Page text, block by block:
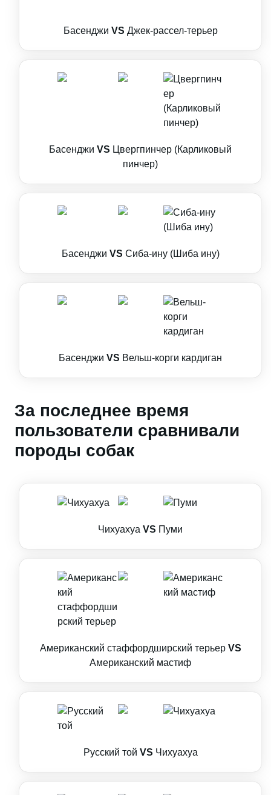
Басенджи VS Джек-рассел-терьер
Басенджи VS Цвергпинчер (Карликовый
пинчер)
Басенджи VS Сиба-ину (Шиба ину)
Басенджи VS Вельш-корги кардиган
За последнее время
пользователи сравнивали
породы собак
Чихуахуа VS Пуми
Американский стаффордширский терьер VS
Американский мастиф
Русский той VS Чихуахуа